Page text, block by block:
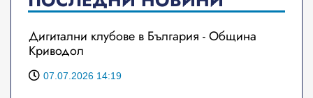
Дигитални клубове в България - Община
Криводол
07.07.2026 14:19